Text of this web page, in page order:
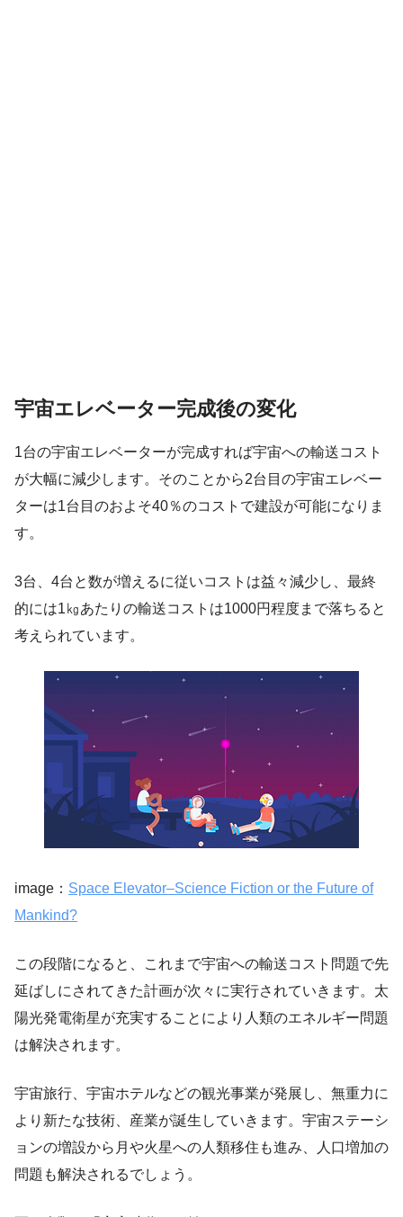
宇宙エレベーター完成後の変化
1台の宇宙エレベーターが完成すれば宇宙への輸送コスト
が大幅に減少します。そのことから2台目の宇宙エレベー
ターは1台目のおよそ40％のコストで建設が可能になりま
す。
3台、4台と数が増えるに従いコストは益々減少し、最終
的には1㎏あたりの輸送コストは1000円程度まで落ちると
考えられています。
image： Space Elevator–Science Fiction or the Future of
Mankind?
この段階になると、これまで宇宙への輸送コスト問題で先
延ばしにされてきた計画が次々に実行されていきます。太
陽光発電衛星が充実することにより人類のエネルギー問題
は解決されます。
宇宙旅行、宇宙ホテルなどの観光事業が発展し、無重力に
より新たな技術、産業が誕生していきます。宇宙ステーシ
ョンの増設から月や火星への人類移住も進み、人口増加の
問題も解決されるでしょう。